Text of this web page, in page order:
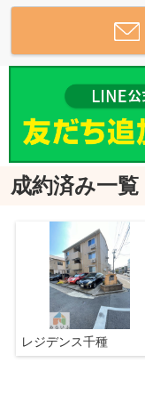
成約済み一覧
レジデンス千種